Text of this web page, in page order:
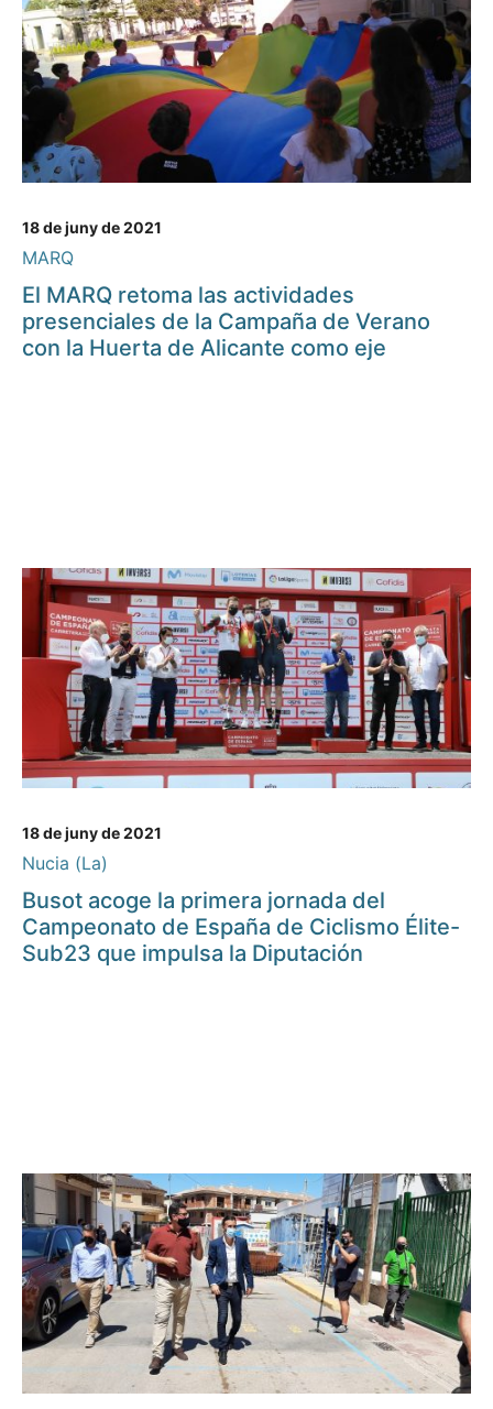
18 de juny de 2021
MARQ
El MARQ retoma las actividades
presenciales de la Campaña de Verano
con la Huerta de Alicante como eje
18 de juny de 2021
Nucia (La)
Busot acoge la primera jornada del
Campeonato de España de Ciclismo Élite-
Sub23 que impulsa la Diputación